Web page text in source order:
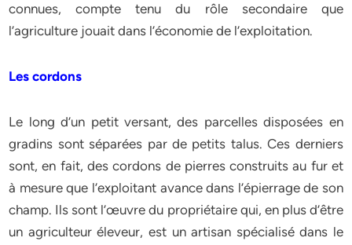
connues, compte tenu du rôle secondaire que
l’agriculture jouait dans l’économie de l’exploitation.
Les cordons
Le long d’un petit versant, des parcelles disposées en
gradins sont séparées par de petits talus. Ces derniers
sont, en fait, des cordons de pierres construits au fur et
à mesure que l’exploitant avance dans l’épierrage de son
champ. Ils sont l’œuvre du propriétaire qui, en plus d’être
un agriculteur éleveur, est un artisan spécialisé dans le